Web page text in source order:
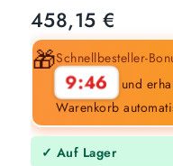
458,15€
🎁Schnellbesteller-
9:45 und
Warenkorb
✓ Auf Lager